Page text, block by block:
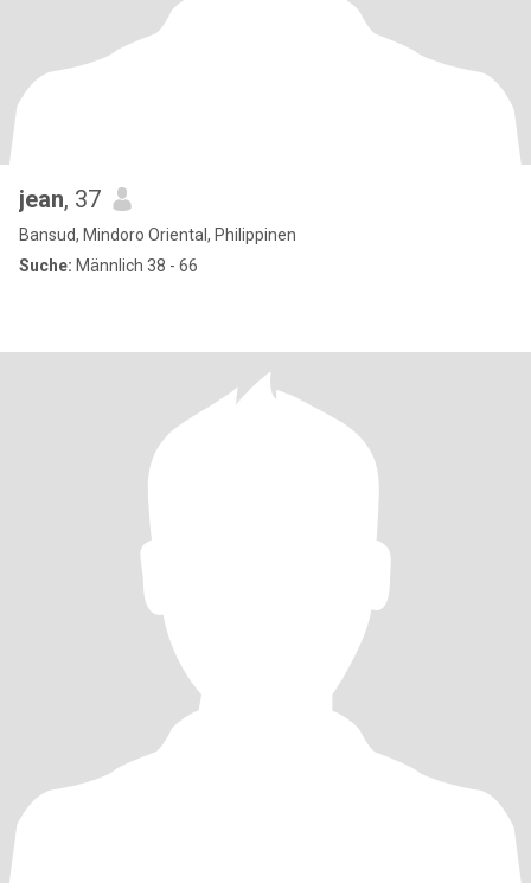
jean, 37
Bansud, Mindoro Oriental, Philippinen
Suche: Männlich 38 - 66